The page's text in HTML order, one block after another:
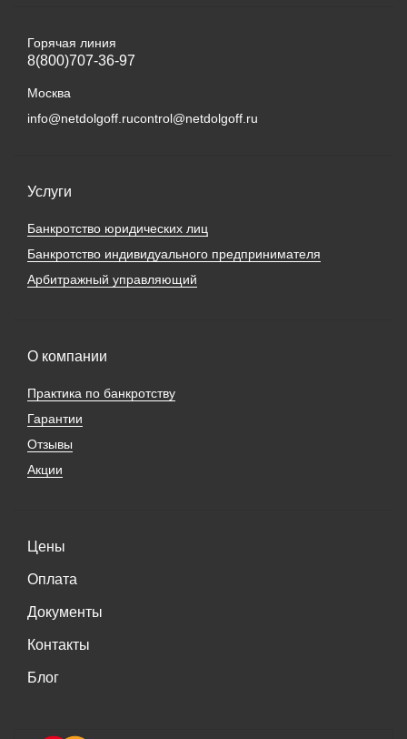
Услуги
Банкротство юридических лиц
Банкротство индивидуального предпринимателя
Арбитражный управляющий
О компании
Практика по банкротству
Гарантии
Отзывы
Акции
Цены
Оплата
Документы
Контакты
Блог
Горячая линия
8(800)707-36-97
Москва
info@netdolgoff.rucontrol@netdolgoff.ru